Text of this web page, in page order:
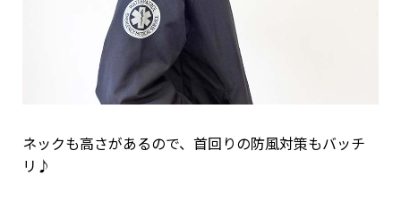
ネックも高さがあるので、首回りの防風対策もバッチ
リ♪